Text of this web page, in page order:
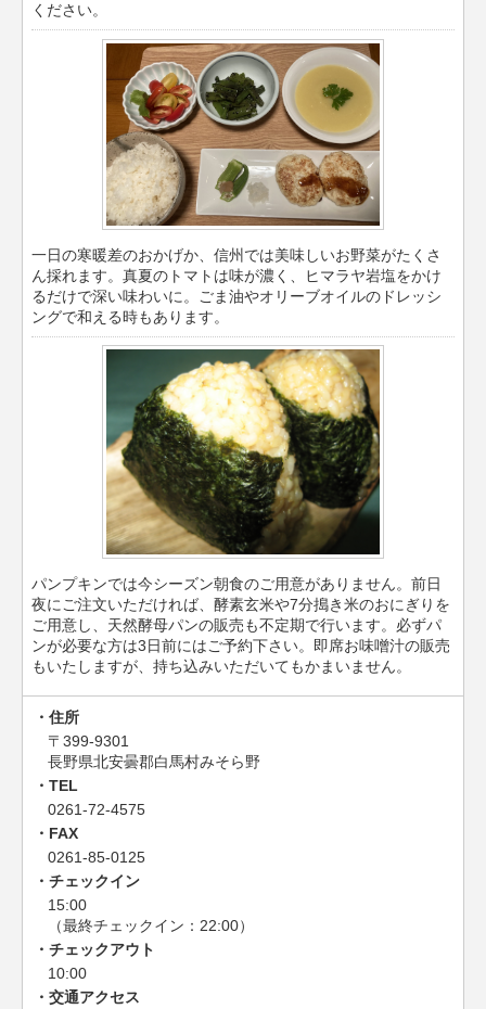
ください。
一日の寒暖差のおかげか、信州では美味しいお野菜がたくさ
ん採れます。真夏のトマトは味が濃く、ヒマラヤ岩塩をかけ
るだけで深い味わいに。ごま油やオリーブオイルのドレッシ
ングで和える時もあります。
パンプキンでは今シーズン朝食のご用意がありません。前日
夜にご注文いただければ、酵素玄米や7分搗き米のおにぎりを
ご用意し、天然酵母パンの販売も不定期で行います。必ずパ
ンが必要な方は3日前にはご予約下さい。即席お味噌汁の販売
もいたしますが、持ち込みいただいてもかまいません。
住所
〒399-9301
長野県北安曇郡白馬村みそら野
TEL
0261-72-4575
FAX
0261-85-0125
チェックイン
15:00
（最終チェックイン：22:00）
チェックアウト
10:00
交通アクセス